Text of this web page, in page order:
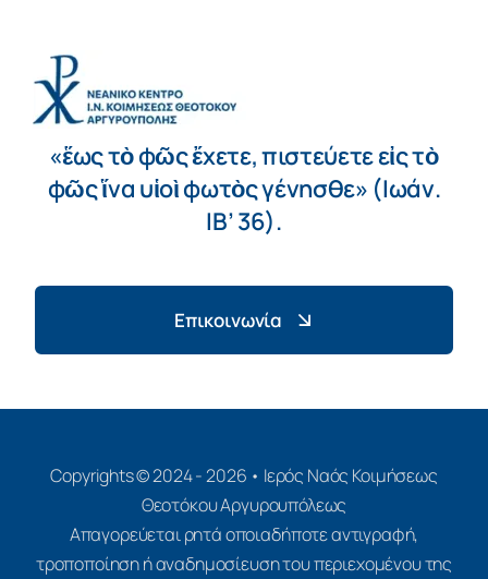
«ἕως τὸ φῶς ἔχετε, πιστεύετε εἰς τὸ
φῶς ἵνα υἱοὶ φωτὸς γένησθε» (Ιωάν.
ΙΒ’ 36).
Επικοινωνία
Copyrights © 2024 - 2026 • Ιερός Ναός Κοιμήσεως
Θεοτόκου Αργυρουπόλεως
Απαγορεύεται ρητά οποιαδήποτε αντιγραφή,
τροποποίηση ή αναδημοσίευση του περιεχομένου της